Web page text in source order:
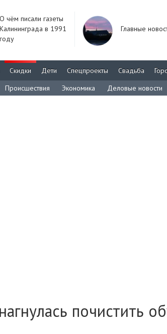
О чём писали газеты
Калининграда в 1991
году
Главные
Скидки Дети Спецпроекты Свадьба
Происшествия Экономика Деловые новости
почистить